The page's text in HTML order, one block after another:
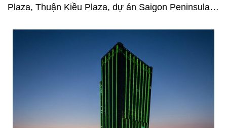
Plaza, Thuận Kiều Plaza, dự án Saigon Peninsula…